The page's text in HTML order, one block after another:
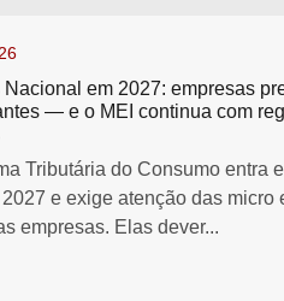
Nacional em 2027: empresas
— e o MEI continua com
Tributária do Consumo entra
e exige atenção das micro
empresas. Elas dever...